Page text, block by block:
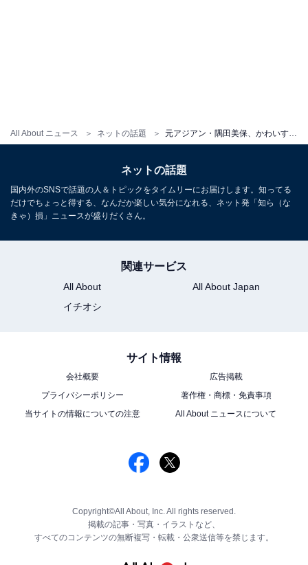
All About ニュース ネットの話題
ネットの話題
国内外のSNSで話題の人＆トピックをタイムリーにお届けします。知ってる
だけでちょっと得する、なんだか楽しい気分になれる、ネット発「知ら（な
きゃ）損」ニュースが盛りだくさん。
関連サービス
All About
All About Japan
イチオシ
サイト情報
会社概要
広告掲載
プライバシーポリシー
著作権・商標・免責事項
当サイトの情報についての注意
All About ニュースについて
Copyright©All About, Inc. All rights reserved.
掲載の記事・写真・イラストなど、
すべてのコンテンツの無断複写・転載・公衆送信等を禁じます。